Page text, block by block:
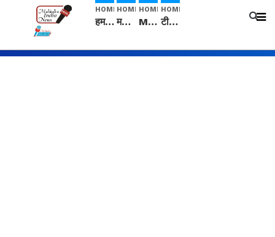
HOME
हम सनातनी..." सांसद kangana Ranaut से क्या बोली लड़की? Viral Jantar-Mantar | CJP protest
HOME
मनीषा हत्याकांड: हत्या, आत्महत्या या कोई बड़ा राज? | Full Story | Josh Haryana
HOME
Mangalsutra: हिंदू धर्म में शादी के बाद मंगलसूत्र क्यों पहनती है महिलाएं, किसने शुरु की ये परंपरा
HOME
टीम बीकेई ने एग्रीकल्चर ग्रेड की यूरिया खाद गट्टों में बदलकर टेक्निकल ग्रेड में बेचने वालों पर करवाई कार्रवाई: लखविंदर सिंह औलख